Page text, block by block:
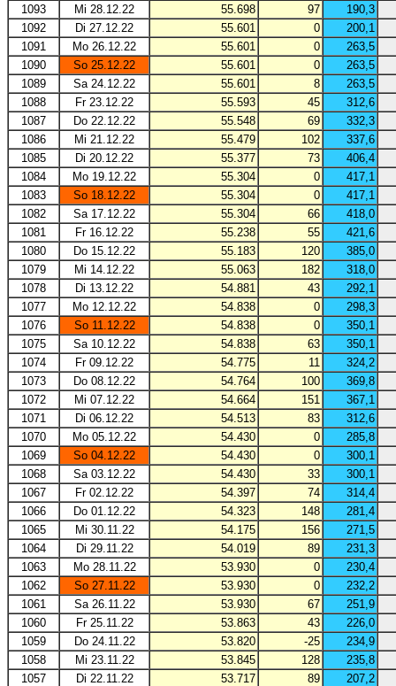
1093
Mi 28.12.22 55.698 97
190,3
1092
Di 27.12.22 55.601 0
200,1
1091
Mo 26.12.22 55.601 0
263,5
1090
So 25.12.22 55.601 0
263,5
1089
Sa 24.12.22 55.601 8
263,5
1088
Fr 23.12.22 55.593 45
312,6
1087
Do 22.12.22 55.548 69
332,3
1086
Mi 21.12.22 55.479 102
337,6
1085
Di 20.12.22 55.377 73
406,4
1084
Mo 19.12.22 55.304 0
417,1
1083
So 18.12.22 55.304 0
417,1
1082
Sa 17.12.22 55.304 66
418,0
1081
Fr 16.12.22 55.238 55
421,6
1080
Do 15.12.22 55.183 120
385,0
1079
Mi 14.12.22 55.063 182
318,0
1078
Di 13.12.22 54.881 43
292,1
1077
Mo 12.12.22 54.838 0
298,3
1076
So 11.12.22 54.838 0
350,1
1075
Sa 10.12.22 54.838 63
350,1
1074
Fr 09.12.22 54.775 11
324,2
1073
Do 08.12.22 54.764 100
369,8
1072
Mi 07.12.22 54.664 151
367,1
1071
Di 06.12.22 54.513 83
312,6
1070
Mo 05.12.22 54.430 0
285,8
1069
So 04.12.22 54.430 0
300,1
1068
Sa 03.12.22 54.430 33
300,1
1067
Fr 02.12.22 54.397 74
314,4
1066
Do 01.12.22 54.323 148
281,4
1065
Mi 30.11.22 54.175 156
271,5
1064
Di 29.11.22 54.019 89
231,3
1063
Mo 28.11.22 53.930 0
230,4
1062
So 27.11.22 53.930 0
232,2
1061
Sa 26.11.22 53.930 67
251,9
1060
Fr 25.11.22 53.863 43
226,0
1059
Do 24.11.22 53.820 -25
234,9
1058
Mi 23.11.22 53.845 128
235,8
1057
Di 22.11.22 53.717 89
207,2